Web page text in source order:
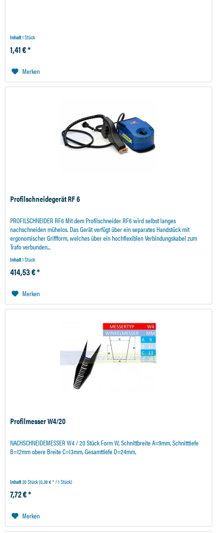
Inhalt1 Stück
1,41 € *
Merken
Profilschneidegerät RF 6
PROFILSCHNEIDER RF6 Mit dem Profilschneider RF6 wird selbst langes
nachschneiden mühelos. Das Gerät verfügt über ein separates Handstück mit
ergonomischer Griffform, welches über ein hochflexiblen Verbindungskabel zum
Trafo verbunden...
Inhalt1 Stück
414,53 € *
Merken
Profilmesser W4/20
NACHSCHNEIDEMESSER W4 / 20 Stück Form W, Schnittbreite A=9mm, Schnitttiefe
B=12mm obere Breite C=13mm, Gesamttiefe D=24mm,
Inhalt20 Stück(0,39 € * / 1 Stück)
7,72 € *
Merken